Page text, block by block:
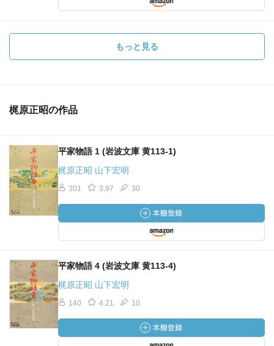
もっと見る
梶原正昭の作品
平家物語 1 (岩波文庫 黄113-1)
梶原正昭 山下宏明
301 3.97 30
平家物語 4 (岩波文庫 黄113-4)
梶原正昭 山下宏明
140 4.21 10